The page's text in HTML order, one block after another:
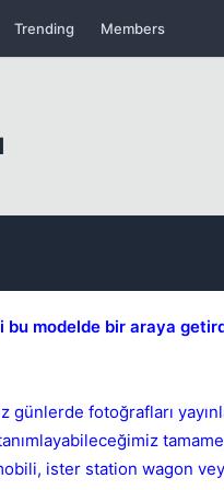
Trending Members
modelde bir araya
fotoğrafları
ister station wagon